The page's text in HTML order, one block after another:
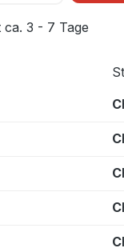
ca. 3 - 7 Tage